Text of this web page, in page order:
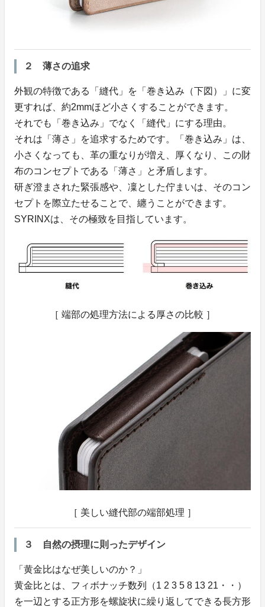
２ 薄さの追求
外観の特徴である「縫代」を「巻き込み（下図）」に変
更すれば、約2mmほど小さくすることができます。
それでも「巻き込み」でなく「縫代」にする理由。
それは「薄さ」を追求するためです。「巻き込み」は、
小さくなっても、革の重なりが増え、厚くなり、この財
布のコンセプトである「薄さ」と矛盾します。
研ぎ澄まされた緊張感や、凜とした佇まいは、そのコン
セプトを際立たせることで、纏うことができます。
SYRINXは、その極致を目指しています。
［ 端部の処理方法による厚さの比較 ］
［ 美しい縫代部の端部処理 ］
３ 自然の摂理に則ったデザイン
「黄金比はなぜ美しいのか？」
黄金比とは、フィボナッチ数列（1 2 3 5 8 13 21・・）
を一辺とする正方形を螺旋状に繰り返してできる長方形